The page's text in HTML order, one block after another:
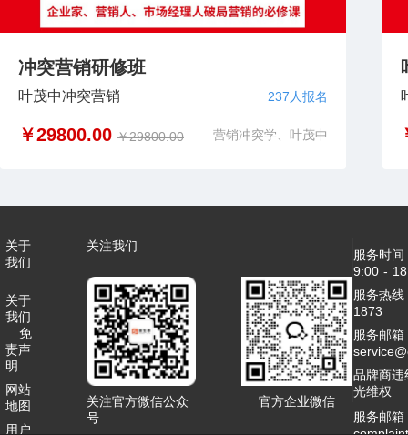
冲突营销研修班
叶茂中冲突营销 237人报名
￥29800.00 ￥29800.00 营销冲突学、叶茂中
关于
我们
关于
我们
免
责声
明
网站
地图
用户
关注我们
关注官方微信公众
号
官方企业微信
服务时
9:00 -
服务热
1873
服务邮箱
品牌商违
光维权
服务邮箱